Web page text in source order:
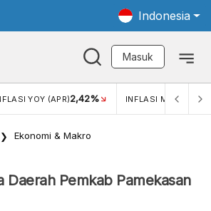
Indonesia
Masuk
YOY (APR)2,42% INFLASI MOM (APR)
Ekonomi & Makro
Daerah Pemkab Pamekasan